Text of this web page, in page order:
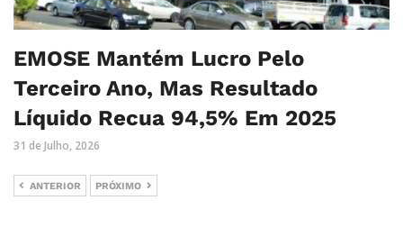
EMOSE Mantém Lucro Pelo
Terceiro Ano, Mas Resultado
Líquido Recua 94,5% Em 2025
31 de Julho, 2026
ANTERIOR PRÓXIMO